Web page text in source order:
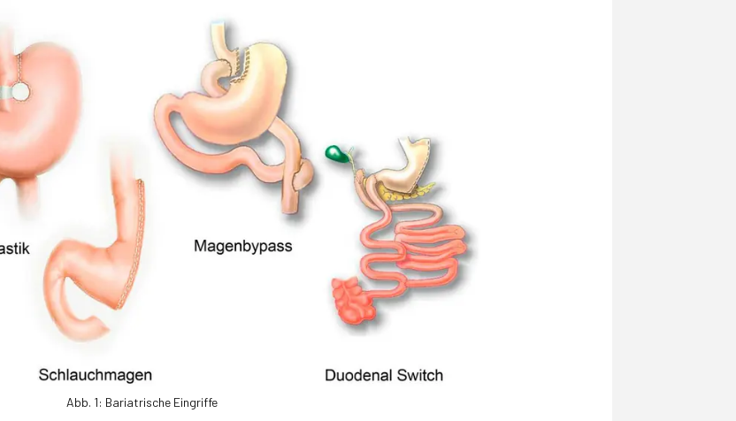
Abb. 1: Bariatrische Eingriffe